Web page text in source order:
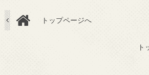
トップページへ
ト